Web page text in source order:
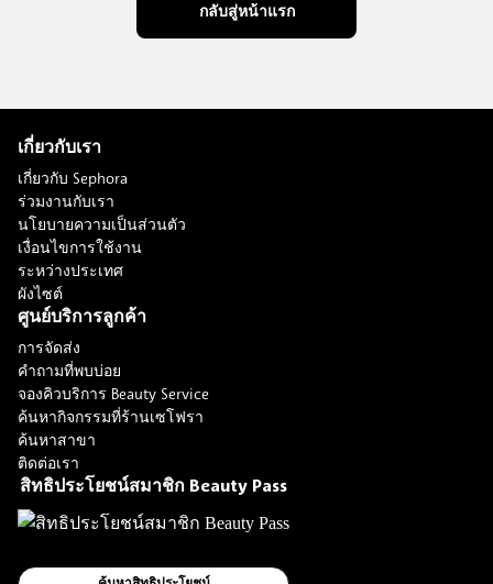
กลับสู่หน้าแรก
เกี่ยวกับเรา
เกี่ยวกับ Sephora
ร่วมงานกับเรา
นโยบายความเป็นส่วนตัว
เงื่อนไขการใช้งาน
ระหว่างประเทศ
ผังไซต์
ศูนย์บริการลูกค้า
การจัดส่ง
คำถามที่พบบ่อย
จองคิวบริการ Beauty Service
ค้นหากิจกรรมที่ร้านเซโฟรา
ค้นหาสาขา
ติดต่อเรา
สิทธิประโยชน์สมาชิก Beauty Pass